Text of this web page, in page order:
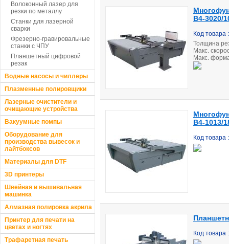
Волоконный лазер для
резки по металлу
Станки для лазерной
сварки
Фрезерно-гравировальные
станки с ЧПУ
Планшетный цифровой
резак
Водные насосы и чиллеры
Плазменные полировщики
Лазерные очистители и
очищающие устройства
Вакуумные помпы
Оборудование для
производства вывесок и
лайтбоксов
Материалы для DTF
3D принтеры
Швейная и вышивальная
машинка
Алмазная полировка акрила
Принтер для печати на
цветах и ногтях
Трафаретная печать
B4-3020/
Код товара
Толщина
Макс.
Макс.
B4-1013/
Код товара
Код товара